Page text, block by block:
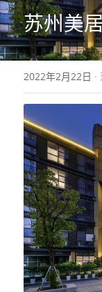
客户案例
联系我们
搜索
简体中文
简体
English
苏州美
2022年2月22日 ·